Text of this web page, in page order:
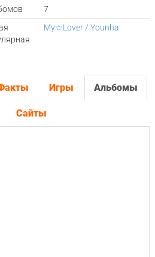
7
My☆Lover / Younha
Игры Альбомы
Сайты